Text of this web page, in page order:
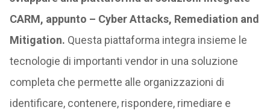
CARM, appunto – Cyber Attacks, Remediation and
Mitigation. Questa piattaforma integra insieme le
tecnologie di importanti vendor in una soluzione
completa che permette alle organizzazioni di
identificare, contenere, rispondere, rimediare e